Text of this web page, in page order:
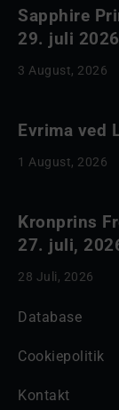
Sapphire
29. juli 2026
3 August, 2026
Evrima ved
1 August, 2026
Kronprins
27. juli,
28 Juli, 2026
Database
Cookiepolitik
Kontakt